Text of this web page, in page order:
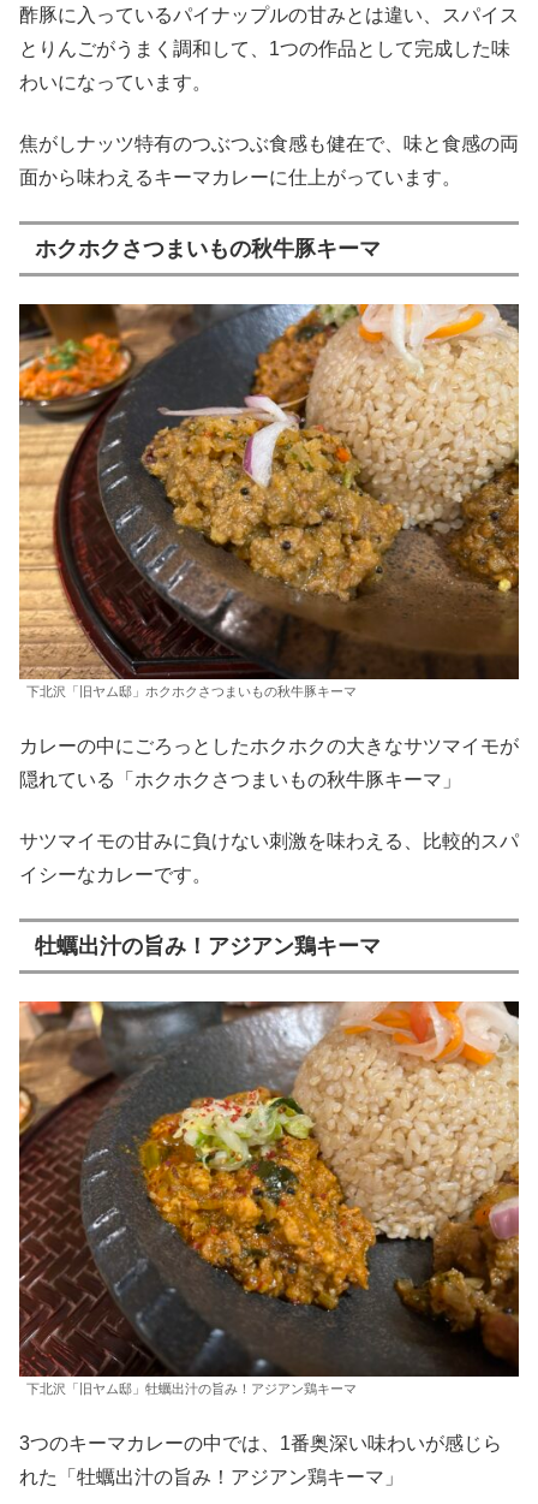
酢豚に入っているパイナップルの甘みとは違い、スパイス
とりんごがうまく調和して、1つの作品として完成した味
わいになっています。
焦がしナッツ特有のつぶつぶ食感も健在で、味と食感の両
面から味わえるキーマカレーに仕上がっています。
ホクホクさつまいもの秋牛豚キーマ
下北沢「旧ヤム邸」ホクホクさつまいもの秋牛豚キーマ
カレーの中にごろっとしたホクホクの大きなサツマイモが
隠れている「ホクホクさつまいもの秋牛豚キーマ」
サツマイモの甘みに負けない刺激を味わえる、比較的スパ
イシーなカレーです。
牡蠣出汁の旨み！アジアン鶏キーマ
下北沢「旧ヤム邸」牡蠣出汁の旨み！アジアン鶏キーマ
3つのキーマカレーの中では、1番奥深い味わいが感じら
れた「牡蠣出汁の旨み！アジアン鶏キーマ」